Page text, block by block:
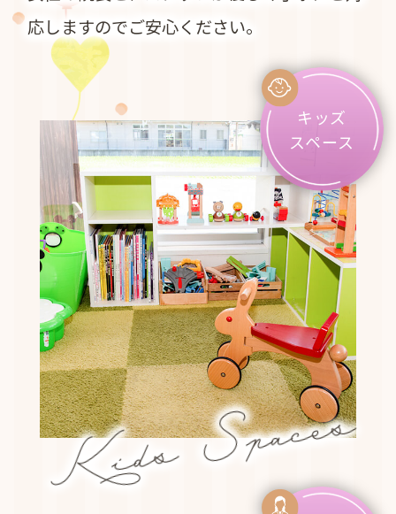
応しますのでご安心ください。
キッズ
スペース
Kids Spaces